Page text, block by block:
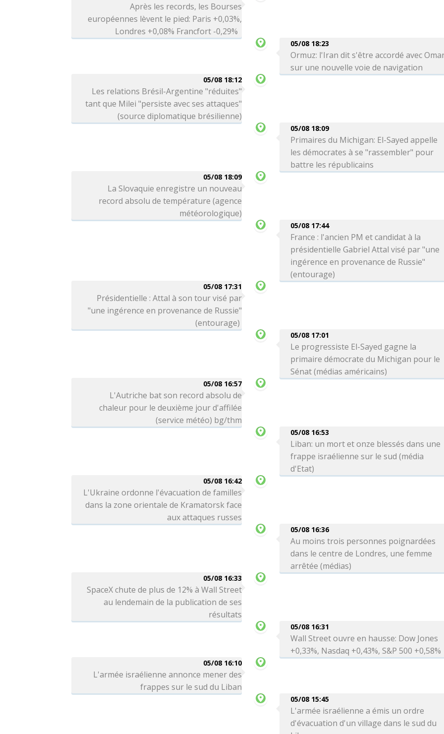
Après les records, les Bourses
européennes lèvent le pied: Paris +0,03%,
Londres +0,08% Francfort -0,29%
05/08 18:23
Ormuz: l'Iran dit s'être accordé avec
sur une nouvelle voie de navigation
05/08 18:12
Les relations Brésil-Argentine "réduites"
tant que Milei "persiste avec ses attaques"
(source diplomatique brésilienne)
05/08 18:09
Primaires du Michigan: El-Sayed appelle
les démocrates à se "rassembler" pour
battre les républicains
05/08 18:09
La Slovaquie enregistre un nouveau
record absolu de température (agence
météorologique)
05/08 17:44
France : l'ancien PM et candidat à la
présidentielle Gabriel Attal visé par "une
ingérence en provenance de Russie"
(entourage)
05/08 17:31
Présidentielle : Attal à son tour visé par
"une ingérence en provenance de Russie"
(entourage)
05/08 17:01
Le progressiste El-Sayed gagne la
primaire démocrate du Michigan pour le
Sénat (médias américains)
05/08 16:57
L'Autriche bat son record absolu de
chaleur pour le deuxième jour d'affilée
(service météo) bg/thm
05/08 16:53
Liban: un mort et onze blessés dans une
frappe israélienne sur le sud (média
d'Etat)
05/08 16:42
L'Ukraine ordonne l'évacuation de familles
dans la zone orientale de Kramatorsk face
aux attaques russes
05/08 16:36
Au moins trois personnes poignardées
dans le centre de Londres, une femme
arrêtée (médias)
05/08 16:33
SpaceX chute de plus de 12% à Wall Street
au lendemain de la publication de ses
résultats
05/08 16:31
Wall Street ouvre en hausse: Dow Jones
+0,33%, Nasdaq +0,43%, S&P 500 +0,58%
05/08 16:10
L'armée israélienne annonce mener des
frappes sur le sud du Liban
05/08 15:45
L'armée israélienne a émis un ordre
d'évacuation d'un village dans le sud du